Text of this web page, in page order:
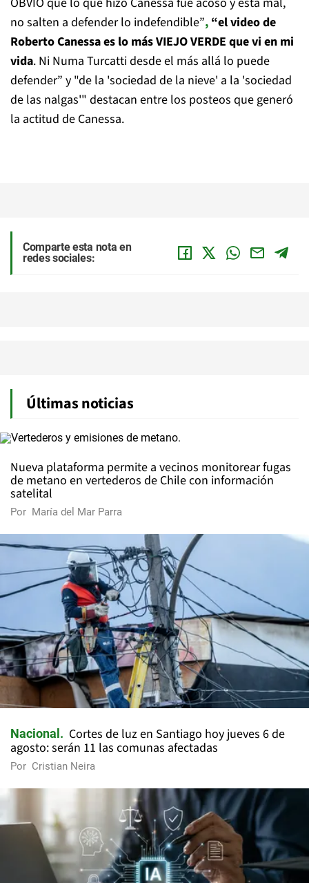
no salten a defender lo indefendible”, “el video de
Roberto Canessa es lo más VIEJO VERDE que vi en mi
vida. Ni Numa Turcatti desde el más allá lo puede
defender” y "de la 'sociedad de la nieve' a la 'sociedad
de las nalgas'" destacan entre los posteos que generó
la actitud de Canessa.
Comparte esta nota en
redes sociales:
Últimas noticias
Nueva plataforma permite a vecinos monitorear fugas
de metano en vertederos de Chile con información
satelital
Por María del Mar Parra
Nacional
Cortes de luz en Santiago hoy jueves 6 de
agosto: serán 11 las comunas afectadas
Por Cristian Neira